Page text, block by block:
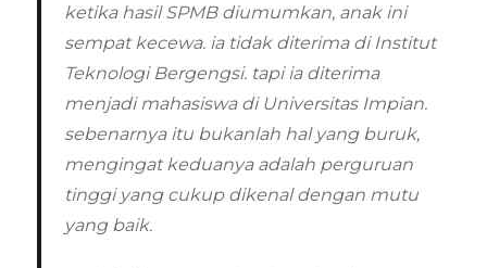
ketika hasil SPMB diumumkan, anak ini
sempat kecewa. ia tidak diterima di Institut
Teknologi Bergengsi. tapi ia diterima
menjadi mahasiswa di Universitas Impian.
sebenarnya itu bukanlah hal yang buruk,
mengingat keduanya adalah perguruan
tinggi yang cukup dikenal dengan mutu
yang baik.